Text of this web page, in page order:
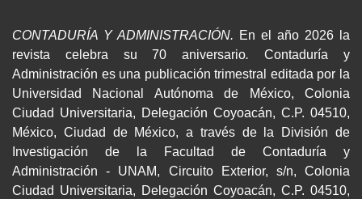
CONTADURÍA Y ADMINISTRACIÓN. En el año 2026 la
revista celebra su 70 aniversario.Contaduría y
Administración es una publicación trimestral editada por la
Universidad Nacional Autónoma de México, Colonia
Ciudad Universitaria, Delegación Coyoacán, C.P. 04510,
México, Ciudad de México, a través de la División de
Investigación de la Facultad de Contaduría y
Administración - UNAM, Circuito Exterior, s/n, Colonia
Ciudad Universitaria, Delegación Coyoacán, C.P. 04510,